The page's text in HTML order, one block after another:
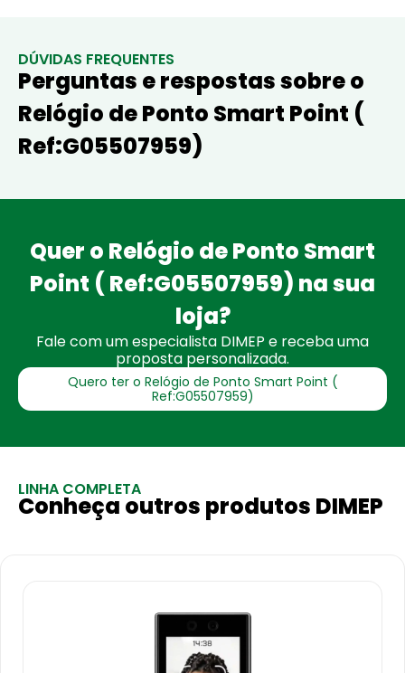
DÚVIDAS FREQUENTES
Perguntas e respostas sobre o
Relógio de Ponto Smart Point (
Ref:G05507959)
Quer o Relógio de Ponto Smart
Point ( Ref:G05507959) na sua
loja?
Fale com um especialista DIMEP e receba uma
proposta personalizada.
Quero ter o Relógio de Ponto Smart Point (
Ref:G05507959)
LINHA COMPLETA
Conheça outros produtos DIMEP